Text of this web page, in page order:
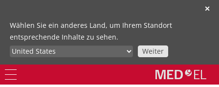
✕
Wählen Sie ein anderes Land, um Ihrem Standort
entsprechende Inhalte zu sehen.
Weiter